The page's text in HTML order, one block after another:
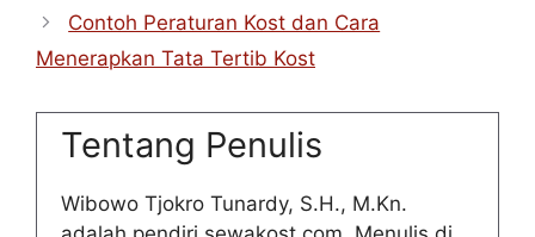
Contoh Peraturan Kost dan Cara
Menerapkan Tata Tertib Kost
Tentang Penulis
Wibowo Tjokro Tunardy, S.H., M.Kn.